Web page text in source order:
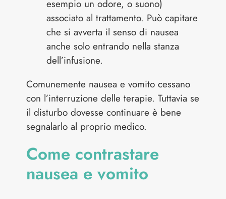
esempio un odore, o suono)
associato al trattamento. Può capitare
che si avverta il senso di nausea
anche solo entrando nella stanza
dell’infusione.
Comunemente nausea e vomito cessano
con l’interruzione delle terapie. Tuttavia se
il disturbo dovesse continuare è bene
segnalarlo al proprio medico.
Come contrastare
nausea e vomito